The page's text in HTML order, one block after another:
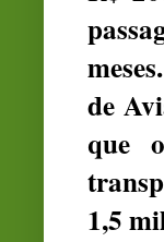
de
que
1,5